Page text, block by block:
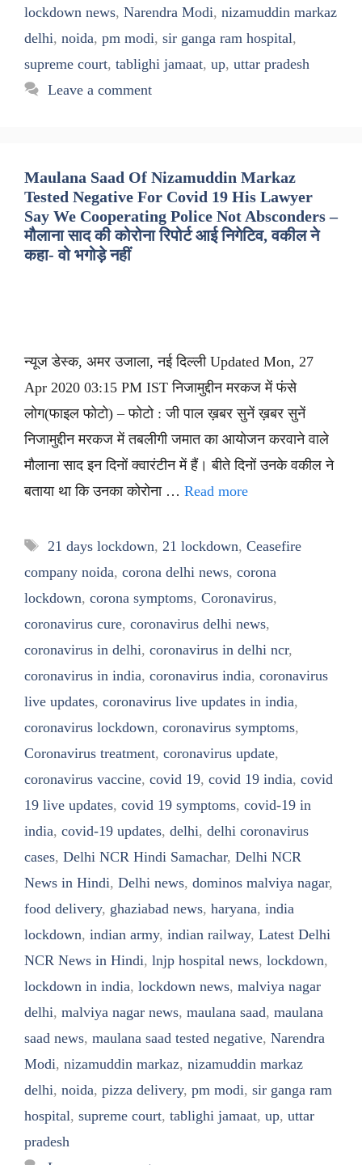
lockdown news, Narendra Modi, nizamuddin markaz
delhi, noida, pm modi, sir ganga ram hospital,
supreme court, tablighi jamaat, up, uttar pradesh
Leave a comment
Maulana Saad Of Nizamuddin Markaz
Tested Negative For Covid 19 His Lawyer
Say We Cooperating Police Not Absconders –
मौलाना साद की कोरोना रिपोर्ट आई निगेटिव, वकील ने
कहा- वो भगोड़े नहीं
न्यूज डेस्क, अमर उजाला, नई दिल्ली Updated Mon, 27
Apr 2020 03:15 PM IST निजामुद्दीन मरकज में फंसे
लोग(फाइल फोटो) – फोटो : जी पाल ख़बर सुनें ख़बर सुनें
निजामुद्दीन मरकज में तबलीगी जमात का आयोजन करवाने वाले
मौलाना साद इन दिनों क्वारंटीन में हैं। बीते दिनों उनके वकील ने
बताया था कि उनका कोरोना … Read more
Tags
21 days lockdown, 21 lockdown, Ceasefire
company noida, corona delhi news, corona
lockdown, corona symptoms, Coronavirus,
coronavirus cure, coronavirus delhi news,
coronavirus in delhi, coronavirus in delhi ncr,
coronavirus in india, coronavirus india, coronavirus
live updates, coronavirus live updates in india,
coronavirus lockdown, coronavirus symptoms,
Coronavirus treatment, coronavirus update,
coronavirus vaccine, covid 19, covid 19 india, covid
19 live updates, covid 19 symptoms, covid-19 in
india, covid-19 updates, delhi, delhi coronavirus
cases, Delhi NCR Hindi Samachar, Delhi NCR
News in Hindi, Delhi news, dominos malviya nagar,
food delivery, ghaziabad news, haryana, india
lockdown, indian army, indian railway, Latest Delhi
NCR News in Hindi, lnjp hospital news, lockdown,
lockdown in india, lockdown news, malviya nagar
delhi, malviya nagar news, maulana saad, maulana
saad news, maulana saad tested negative, Narendra
Modi, nizamuddin markaz, nizamuddin markaz
delhi, noida, pizza delivery, pm modi, sir ganga ram
hospital, supreme court, tablighi jamaat, up, uttar
pradesh